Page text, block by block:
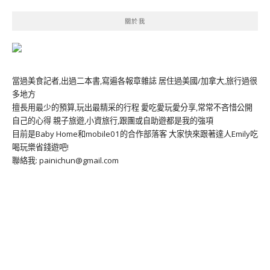
關於我
當過美食記者,出過二本書,寫遍各報章雜誌 居住過美國/加拿大,旅行過很
多地方
擅長用最少的預算,玩出最精采的行程 愛吃愛玩愛分享,常常不吝惜公開
自己的心得 親子旅遊,小資旅行,跟團或自助遊都是我的強項
目前是Baby Home和mobile01的合作部落客 大家快來跟著達人Emily吃
喝玩樂省錢遊吧!
聯絡我: painichun@gmail.com